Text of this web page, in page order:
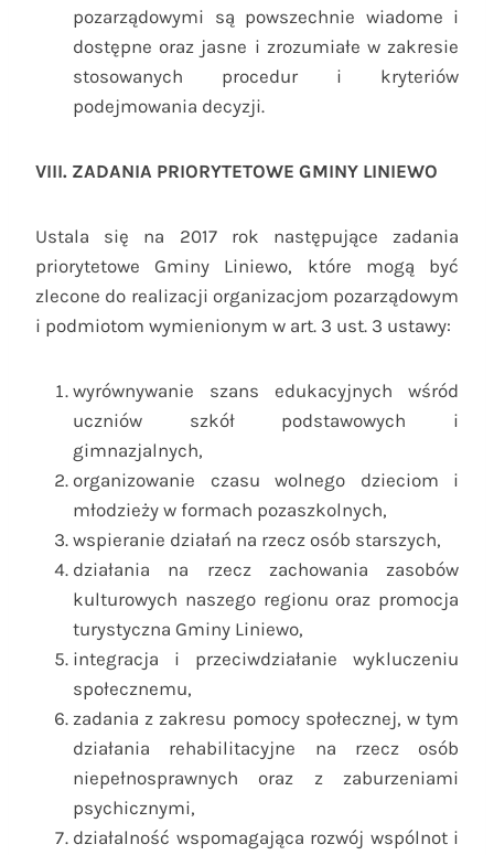
pozarządowymi są powszechnie wiadome i
dostępne oraz jasne i zrozumiałe w zakresie
stosowanych procedur i kryteriów
podejmowania decyzji.
VIII. ZADANIA PRIORYTETOWE GMINY LINIEWO
Ustala się na 2017 rok następujące zadania
priorytetowe Gminy Liniewo, które mogą być
zlecone do realizacji organizacjom pozarządowym
i podmiotom wymienionym w art. 3 ust. 3 ustawy:
wyrównywanie szans edukacyjnych wśród
uczniów szkół podstawowych i
gimnazjalnych,
organizowanie czasu wolnego dzieciom i
młodzieży w formach pozaszkolnych,
wspieranie działań na rzecz osób starszych,
działania na rzecz zachowania zasobów
kulturowych naszego regionu oraz promocja
turystyczna Gminy Liniewo,
integracja i przeciwdziałanie wykluczeniu
społecznemu,
zadania z zakresu pomocy społecznej, w tym
działania rehabilitacyjne na rzecz osób
niepełnosprawnych oraz z zaburzeniami
psychicznymi,
działalność wspomagająca rozwój wspólnot i